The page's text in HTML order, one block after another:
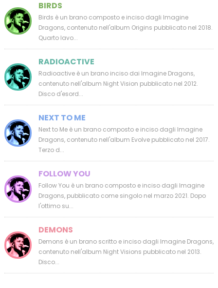
BIRDS
Birds è un brano composto e inciso dagli Imagine
Dragons, contenuto nell'album Origins pubblicato nel 2018.
Quarto lavo...
RADIOACTIVE
Radioactive è un brano inciso dai Imagine Dragons,
contenuto nell'album Night Vision pubblicato nel 2012.
Disco d'esord...
NEXT TO ME
Next to Me è un brano composto e inciso dagli Imagine
Dragons, contenuto nell'album Evolve pubblicato nel 2017.
Terzo d...
FOLLOW YOU
Follow You è un brano composto e inciso dagli Imagine
Dragons, pubblicato come singolo nel marzo 2021. Dopo
l'ottimo su...
DEMONS
Demons è un brano scritto e inciso dagli Imagine Dragons,
contenuto nell'album Night Visions pubblicato nel 2013.
Disco...